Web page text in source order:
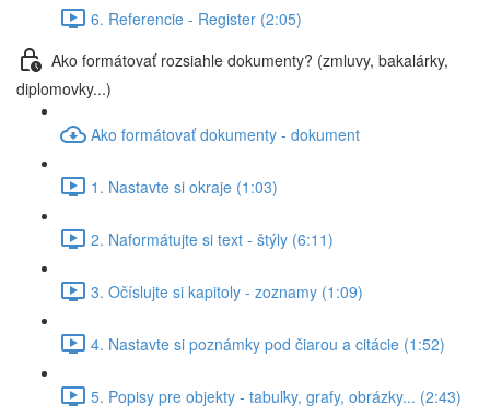
6. Referencie - Register (2:05)
Ako formátovať rozsiahle dokumenty? (zmluvy, bakalárky,
diplomovky...)
Ako formátovať dokumenty - dokument
1. Nastavte si okraje (1:03)
2. Naformátujte si text - štýly (6:11)
3. Očíslujte si kapitoly - zoznamy (1:09)
4. Nastavte si poznámky pod čiarou a citácie (1:52)
5. Popisy pre objekty - tabuľky, grafy, obrázky... (2:43)